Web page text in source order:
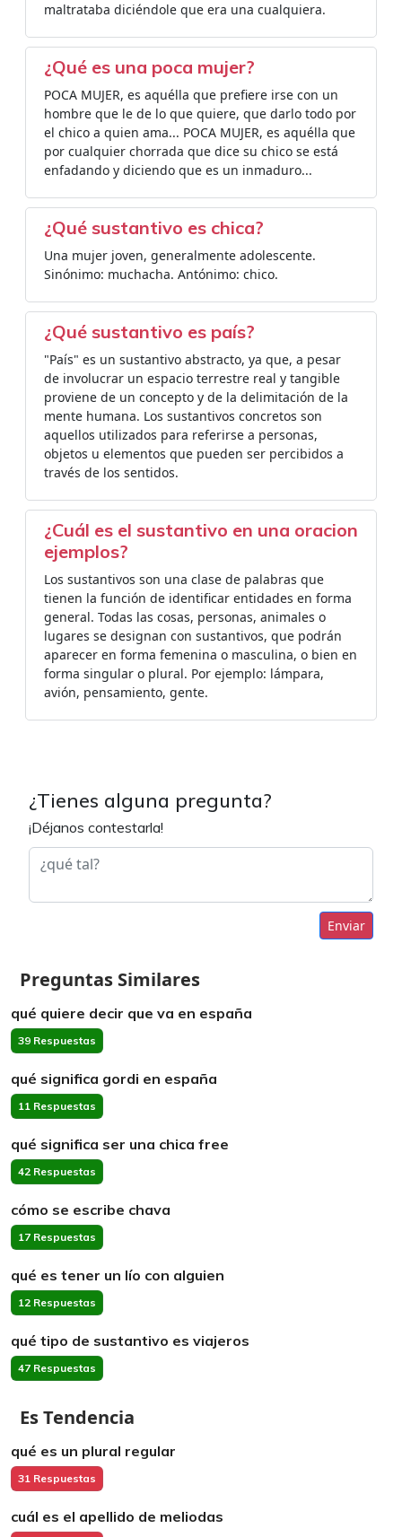
maltrataba diciéndole que era una cualquiera.
¿Qué es una poca mujer?
POCA MUJER, es aquélla que prefiere irse con un
hombre que le de lo que quiere, que darlo todo por
el chico a quien ama... POCA MUJER, es aquélla que
por cualquier chorrada que dice su chico se está
enfadando y diciendo que es un inmaduro...
¿Qué sustantivo es chica?
Una mujer joven, generalmente adolescente.
Sinónimo: muchacha. Antónimo: chico.
¿Qué sustantivo es país?
"País" es un sustantivo abstracto, ya que, a pesar
de involucrar un espacio terrestre real y tangible
proviene de un concepto y de la delimitación de la
mente humana. Los sustantivos concretos son
aquellos utilizados para referirse a personas,
objetos u elementos que pueden ser percibidos a
través de los sentidos.
¿Cuál es el sustantivo en una oracion
ejemplos?
Los sustantivos son una clase de palabras que
tienen la función de identificar entidades en forma
general. Todas las cosas, personas, animales o
lugares se designan con sustantivos, que podrán
aparecer en forma femenina o masculina, o bien en
forma singular o plural. Por ejemplo: lámpara,
avión, pensamiento, gente.
¿Tienes alguna pregunta?
¡Déjanos contestarla!
Enviar
Preguntas Similares
qué quiere decir que va en españa
39 Respuestas
qué significa gordi en españa
11 Respuestas
qué significa ser una chica free
42 Respuestas
cómo se escribe chava
17 Respuestas
qué es tener un lío con alguien
12 Respuestas
qué tipo de sustantivo es viajeros
47 Respuestas
Es Tendencia
qué es un plural regular
31 Respuestas
cuál es el apellido de meliodas